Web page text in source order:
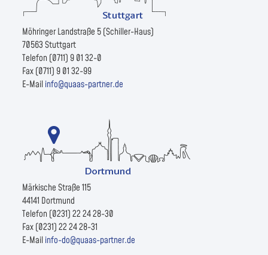
Möhringer Landstraße 5 (Schiller-Haus)
70563 Stuttgart
Telefon (0711) 9 01 32-0
Fax (0711) 9 01 32-99
E-Mailinfo@quaas-partner.de
Märkische Straße 115
44141 Dortmund
Telefon (0231) 22 24 28-30
Fax (0231) 22 24 28-31
E-Mailinfo-do@quaas-partner.de